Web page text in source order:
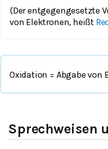
(Der entgegengesetzte
von Elektronen, heißt
Oxidation = Abgabe von
Sprechweisen